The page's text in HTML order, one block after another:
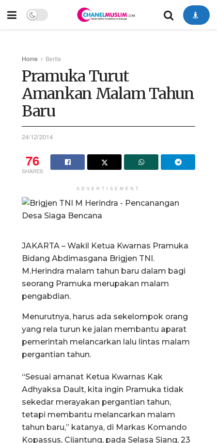
Home Berita
Pramuka Turut
Amankan Malam Tahun
Baru
24/12/2014
76
SHARES
ADVERTISEMENT
JAKARTA – Wakil Ketua Kwarnas Pramuka
Bidang Abdimasgana Brigjen TNI.
M.Herindra malam tahun baru dalam bagi
seorang Pramuka merupakan malam
pengabdian.
Menurutnya, harus ada sekelompok orang
yang rela turun ke jalan membantu aparat
pemerintah melancarkan lalu lintas malam
pergantian tahun.
“Sesuai amanat Ketua Kwarnas Kak
Adhyaksa Dault, kita ingin Pramuka tidak
sekedar merayakan pergantian tahun,
tetapi membantu melancarkan malam
tahun baru,” katanya, di Markas Komando
Kopassus, Cijantung, pada Selasa Siang, 23